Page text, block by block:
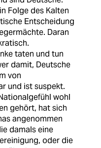
Folge des Kalten
Entscheidung
Daran
taten und tun
damit, Deutsche
von
und ist suspekt.
wohl
gehört, hat sich
angenommen
damals eine
oder die